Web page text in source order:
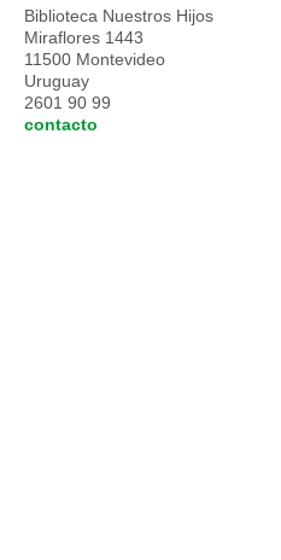
Biblioteca Nuestros Hijos
Miraflores 1443
11500 Montevideo
Uruguay
2601 90 99
contacto